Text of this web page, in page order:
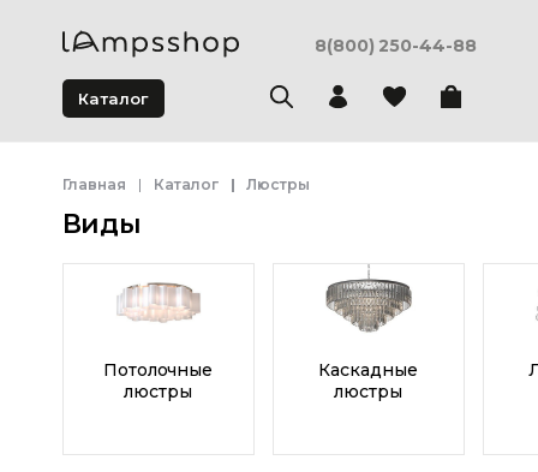
8(800) 250-44-88
Каталог
Главная Каталог Люстры
Виды
Потолочные
люстры
Каскадные
люстры